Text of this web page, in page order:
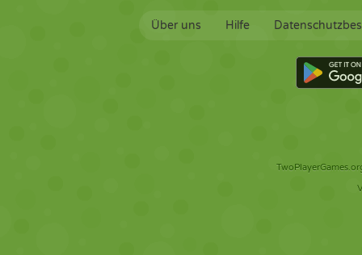
Über uns Hilfe